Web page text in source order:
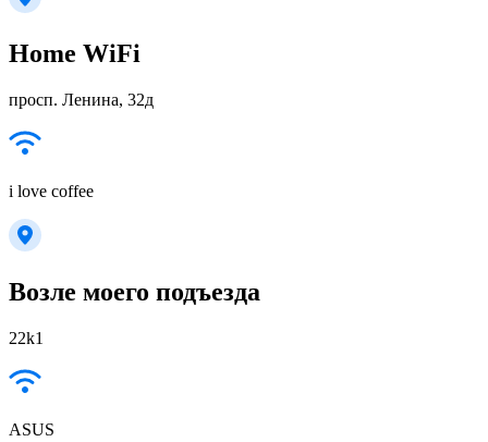
Home WiFi
просп. Ленина, 32д
i love coffee
Возле моего подъезда
22k1
ASUS